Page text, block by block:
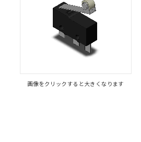
画像をクリックすると大きくなります